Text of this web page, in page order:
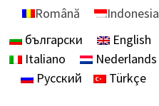
Română
Indonesia
български
English
Italiano
Nederlands
Русский
Türkçe